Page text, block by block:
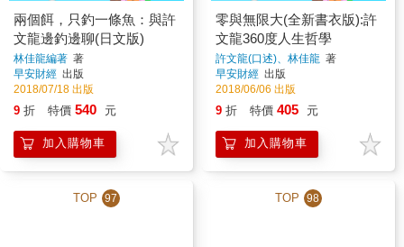
兩個餌，只釣一條魚：與許
文龍邊釣邊聊(日文版)
林佳龍編著 著
早安財經 出版
2018/07/18 出版
9 折 特價 540 元
加入購物車
零與無限大(全新書衣版):許
文龍360度人生哲學
許文龍(口述)、林佳龍 著
早安財經 出版
2018/06/06 出版
9 折 特價 405 元
加入購物車
TOP 97 TOP 98